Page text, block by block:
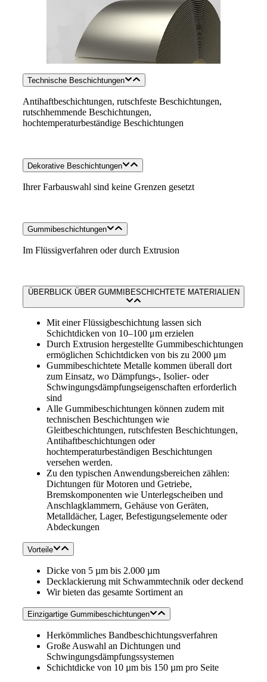
Technische Beschichtungen
Antihaftbeschichtungen, rutschfeste Beschichtungen,
rutschhemmende Beschichtungen,
hochtemperaturbeständige Beschichtungen
Dekorative Beschichtungen
Ihrer Farbauswahl sind keine Grenzen gesetzt
Gummibeschichtungen
Im Flüssigverfahren oder durch Extrusion
ÜBERBLICK ÜBER GUMMIBESCHICHTETE MATERIALIEN
Mit einer Flüssigbeschichtung lassen sich
Schichtdicken von 10–100 μm erzielen
Durch Extrusion hergestellte Gummibeschichtungen
ermöglichen Schichtdicken von bis zu 2000 μm
Gummibeschichtete Metalle kommen überall dort
zum Einsatz, wo Dämpfungs-, Isolier- oder
Schwingungsdämpfungseigenschaften erforderlich
sind
Alle Gummibeschichtungen können zudem mit
technischen Beschichtungen wie
Gleitbeschichtungen, rutschfesten Beschichtungen,
Antihaftbeschichtungen oder
hochtemperaturbeständigen Beschichtungen
versehen werden.
Zu den typischen Anwendungsbereichen zählen:
Dichtungen für Motoren und Getriebe,
Bremskomponenten wie Unterlegscheiben und
Anschlagklammern, Gehäuse von Geräten,
Metalldächer, Lager, Befestigungselemente oder
Abdeckungen
Vorteile
Dicke von 5 µm bis 2.000 µm
Decklackierung mit Schwammtechnik oder deckend
Wir bieten das gesamte Sortiment an
Einzigartige Gummibeschichtungen
Herkömmliches Bandbeschichtungsverfahren
Große Auswahl an Dichtungen und
Schwingungsdämpfungssystemen
Schichtdicke von 10 µm bis 150 µm pro Seite